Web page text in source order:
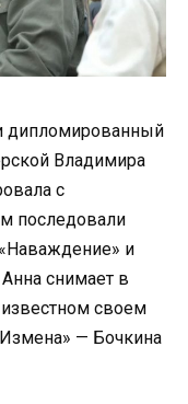
дипломированный
Владимира
с
последовали
и
снимает в
своем
— Бочкина